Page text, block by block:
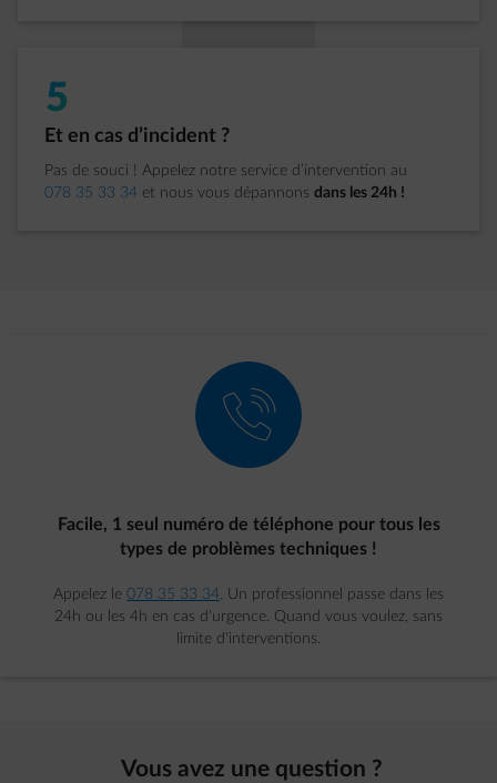
5
Étape 5 sur 5:
Et en cas d’incident ?
Pas de souci ! Appelez notre service d’intervention au
078 35 33 34 et nous vous dépannons dans les 24h !
element-call
Facile, 1 seul numéro de téléphone pour tous les
types de problèmes techniques !
Appelez le 078 35 33 34. Un professionnel passe dans les
24h ou les 4h en cas d'urgence. Quand vous voulez, sans
limite d'interventions.
Vous avez une question ?